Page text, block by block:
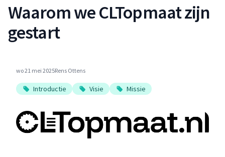
Waarom we CLTopmaat zijn
gestart
wo 21 mei 2025Rens Ottens
Introductie Visie Missie